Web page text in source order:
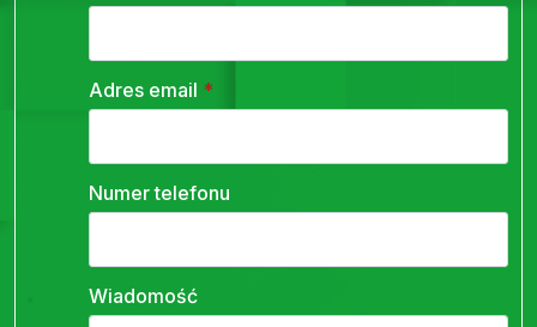
Adres email *
Numer telefonu
Wiadomość